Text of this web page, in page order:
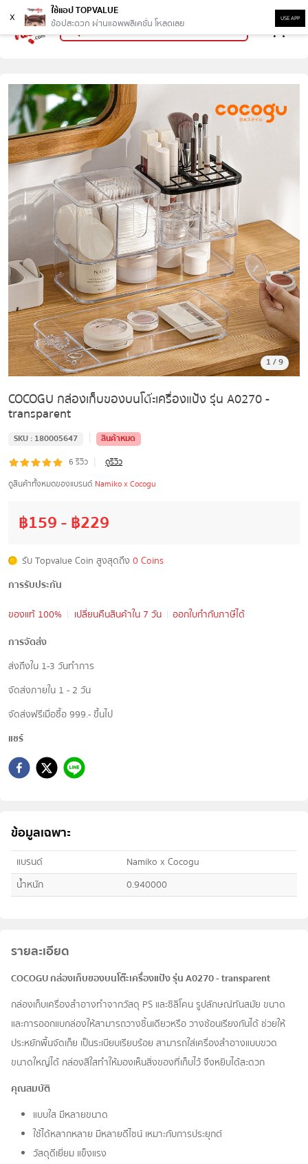
x
ใช้แอป TOPVALUE
ช้อปสะดวก ผ่านแอพพลิเคชั่น โหลดเลย
USE APP
1 /9
COCOGU กล่องเก็บของบนโต๊ะเครื่องแป้ง รุ่น A0270 -
transparent
SKU : 180005647 |
สินค้าหมด
6 รีวิว |
ดูรีวิว
ดูสินค้าทั้งหมดของแบรนด์ Namiko x Cocogu
฿159- ฿229
รับ Topvalue Coin สูงสุดถึง 0 Coins
การรับประกัน
ของแท้ 100%
เปลี่ยนคืนสินค้าใน 7 วัน
ออกใบกำกับภาษีได้
การจัดส่ง
ส่งถึงใน 1-3 วันทำการ
จัดส่งภายใน 1 - 2 วัน
จัดส่งฟรีเมื่อซื้อ 999.- ขึ้นไป
แชร์
ข้อมูลเฉพาะ
แบรนด์
Namiko x Cocogu
น้ำหนัก
0.940000
รายละเอียด
COCOGU กล่องเก็บของบนโต๊ะเครื่องแป้ง รุ่น A0270 - transparent
กล่องเก็บเครื่องสำอางทำจากวัสดุ PS และซิลิโคน รูปลักษณ์ทันสมัย ขนาด
และการออกแบกล่องให้สามารถวางชิ้นเดียวหรือ วางซ้อนเรียงกันได้ ช่วยให้
ประหยักพื้นจัดเก็ย เป็นระเบียบเรียบร้อย สามารถใส่เครื่องสำอางแบบขวด
ขนาดใหญ่ได้ กล่องสีใสทำให้มองเห็นสิ่งของที่เก็บไว้ จึงหยิบได้สะดวก
คุณสมบัติ
แบบใส มีหลายขนาด
ใช้ได้หลากหลาย มีหลายดีไซน์ เหมาะกับการประยุกต์
วัสดุดีเยี่ยม แข็งแรง